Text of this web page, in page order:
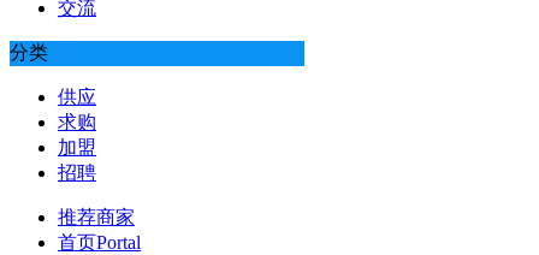
交流
分类
供应
求购
加盟
招聘
推荐商家
首页Portal